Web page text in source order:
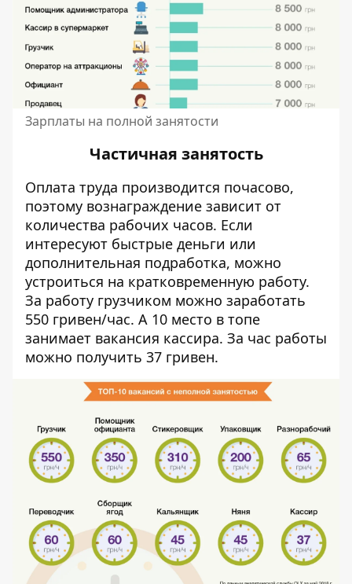
Зарплаты на полной занятости
Частичная занятость
Оплата труда производится почасово,
поэтому вознаграждение зависит от
количества рабочих часов. Если
интересуют быстрые деньги или
дополнительная подработка, можно
устроиться на кратковременную работу.
За работу грузчиком можно заработать
550 гривен/час. А 10 место в топе
занимает вакансия кассира. За час работы
можно получить 37 гривен.